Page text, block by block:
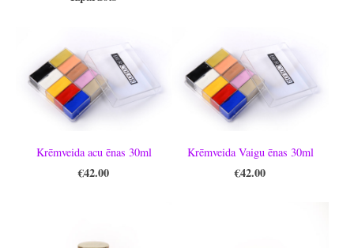
Krēmveida acu ēnas 30ml
€42.00
Krēmveida Vaigu ēnas 30ml
€42.00